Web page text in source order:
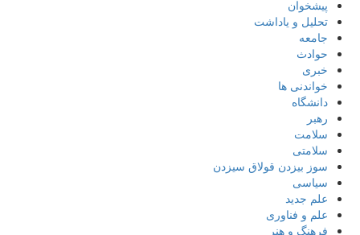
پیشخوان
تحلیل و یاداشت
جامعه
حوادث
خبری
خواندنی ها
دانشگاه
رهبر
سلامت
سلامتی
سوز بیزدن قولاق سیزدن
سیاسی
علم جدید
علم و فناوری
فرهنگ و هنر